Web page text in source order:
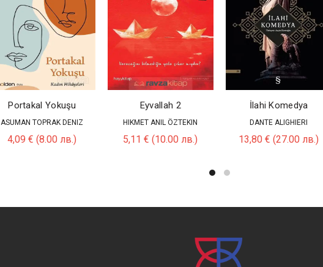
Portakal Yokuşu
ASUMAN TOPRAK DENIZ
4,09€ (8.00 лв.)
Eyvallah 2
HIKMET ANIL ÖZTEKIN
5,11€ (10.00 лв.)
İlahi Komedya
DANTE ALIGHIERI
13,80€ (27.00 лв.)